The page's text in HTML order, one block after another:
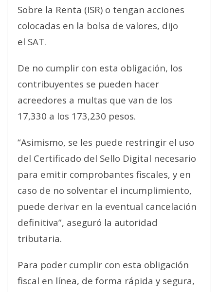
Sobre la Renta (ISR) o tengan acciones
colocadas en la bolsa de valores, dijo
el SAT.
De no cumplir con esta obligación, los
contribuyentes se pueden hacer
acreedores a multas que van de los
17,330 a los 173,230 pesos.
“Asimismo, se les puede restringir el uso
del Certificado del Sello Digital necesario
para emitir comprobantes fiscales, y en
caso de no solventar el incumplimiento,
puede derivar en la eventual cancelación
definitiva”, aseguró la autoridad
tributaria.
Para poder cumplir con esta obligación
fiscal en línea, de forma rápida y segura,